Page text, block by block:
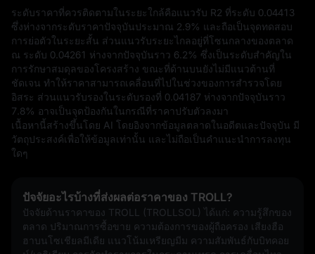
ระดับราคาที่ควรติดตามในระยะใกล้คือแนวรับ R2 ที่ระดับ 0.04413
ซึ่งห่างจากระดับราคาปัจจุบันประมาณ 2.9% และถือเป็นจุดทดสอบ
การย่อตัวในระยะสั้น ส่วนแนวรับระยะไกลอยู่ที่โซนกลางของตลาด
ณ ระดับ 0.04261 ห่างจากปัจจุบันราว 6.2% ซึ่งเป็นระดับสำคัญใน
การรักษาสมดุลของโครงสร้าง ขณะที่ด้านบนยังไม่มีแนวต้านที่
ชัดเจน ทำให้ราคาสามารถเคลื่อนที่ไปในช่วงของการสำรวจโดย
อิสระ ส่วนแนวรับรองในระดับรองที่ 0.04187 ห่างจากปัจจุบันราว
7.8% อาจเป็นจุดป้องกันในกรณีที่ราคาปรับตัวลงมา
เนื้อหานี้สร้างขึ้นโดย AI โดยอิงจากข้อมูลตลาดในอดีตและปัจจุบัน มี
วัตถุประสงค์เพื่อให้ข้อมูลเท่านั้น และไม่ถือเป็นคำแนะนำการลงทุน
ใดๆ
ปัจจัยอะไรบ้างที่ส่งผลต่อราคาของ TROLL?
ปัจจัยด้านราคาของ TROLL (TROLLSOL) ได้แก่: ความรู้สึกของ
ตลาด ปริมาณการซื้อขาย ความต้องการของผู้ถือครอง เสียงฮือ
ฮาบนโซเชียลมีเดีย แนวโน้มเหรียญมีม ความสัมพันธ์กับบิทคอย